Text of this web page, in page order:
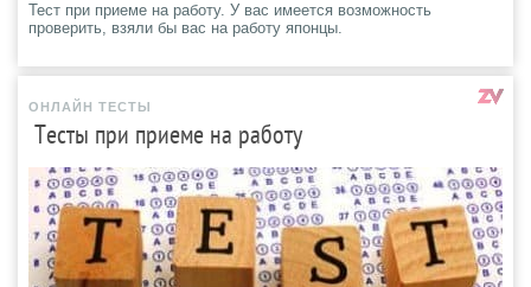
Тест при приеме на работу. У вас имеется возможность
проверить, взяли бы вас на работу японцы.
ОНЛАЙН ТЕСТЫ
Тесты при приеме на работу